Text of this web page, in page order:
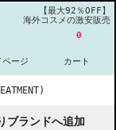
【最大92％OFF】
海外コスメの激安販売
ページ
0
カート
ブランドへ追加